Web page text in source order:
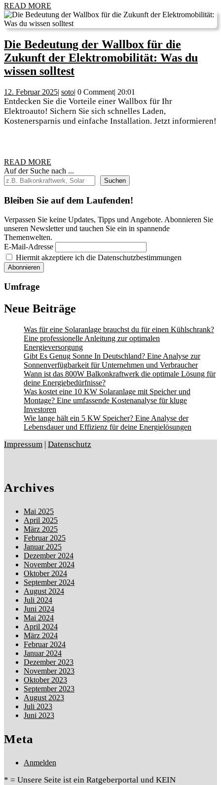
Watt?
–
Eine
READ MORE
MORE
Die Bedeutung der Wallbox für die
Zukunft der Elektromobilität: Was du
wissen solltestDie
der
Wallbox
für
Elektromobilität:
du
wissen
solltest
12. Februar 202512.
Februar
2025
| sotosoto
| 0 Comment| 20:01
Entdecken Sie die Vorteile einer Wallbox für Ihr
Elektroauto! Sichern Sie sich schnelles Laden,
Kostenersparnis und einfache Installation. Jetzt informieren!
READ MORE
MORE
Auf der Suche nach ...
Suchen
Bleiben Sie auf dem Laufenden!
Verpassen Sie keine Updates, Tipps und Angebote. Abonnieren Sie
unseren Newsletter und tauchen Sie ein in spannende
Themenwelten.
E-Mail-Adresse
Hiermit akzeptiere ich die Datenschutzbestimmungen
Umfrage
Neue Beiträge
Was für eine Solaranlage brauchst du für einen Kühlschrank?
Eine professionelle Anleitung zur optimalen
Energieversorgung
Gibt Es Genug Sonne In Deutschland? Eine Analyse zur
Sonnenverfügbarkeit für Unternehmen und Verbraucher
Wann ist das 800W Balkonkraftwerk die optimale Lösung für
deine Energiebedürfnisse?
Was kostet eine 10 KW Solaranlage mit Speicher und
Montage? Eine umfassende Kostenanalyse für kluge
Investoren
Wie lange hält ein 5 KW Speicher? Eine Analyse der
Lebensdauer und Effizienz für deine Energielösungen
Impressum Datenschutz
Archives
Mai 2025
April 2025
März 2025
Februar 2025
Januar 2025
Dezember 2024
November 2024
Oktober 2024
September 2024
August 2024
Juli 2024
Juni 2024
Mai 2024
April 2024
März 2024
Februar 2024
Januar 2024
Dezember 2023
November 2023
Oktober 2023
September 2023
August 2023
Juli 2023
Juni 2023
Meta
Anmelden
* = Unsere Seite ist ein Ratgeberportal und KEIN